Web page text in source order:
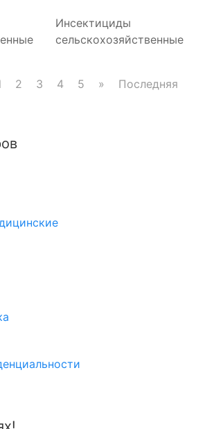
Инсектициды
сельскохозяйственные
2 3 4 5 » Последняя